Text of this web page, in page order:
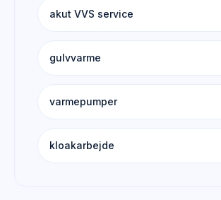
akut VVS service
gulvvarme
varmepumper
kloakarbejde